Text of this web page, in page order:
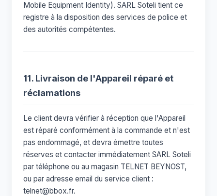
Mobile Equipment Identity). SARL Soteli tient ce
registre à la disposition des services de police et
des autorités compétentes.
11. Livraison de l'Appareil réparé et
réclamations
Le client devra vérifier à réception que l'Appareil
est réparé conformément à la commande et n'est
pas endommagé, et devra émettre toutes
réserves et contacter immédiatement SARL Soteli
par téléphone ou au magasin TELNET BEYNOST,
ou par adresse email du service client :
telnet@bbox.fr.